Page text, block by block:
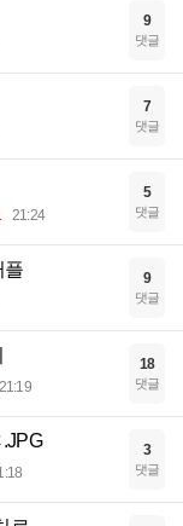
9
댓글
7
댓글
21:24
5
댓글
플 9
댓글
21:19
18
댓글
3
댓글